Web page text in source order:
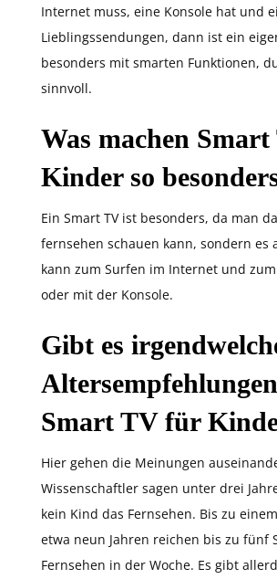
Internet muss, eine Konsole hat und
Lieblingssendungen, dann ist ein
besonders mit smarten Funktionen,
sinnvoll.
Was machen
Kinder so
Ein Smart TV ist besonders, da man
fernsehen schauen kann, sondern es
kann zum Surfen im Internet und zum
oder mit der Konsole.
Gibt es
Smart TV für
Hier gehen die Meinungen
Wissenschaftler sagen unter drei
kein Kind das Fernsehen. Bis zu
etwa neun Jahren reichen bis zu fünf
Fernsehen in der Woche. Es gibt